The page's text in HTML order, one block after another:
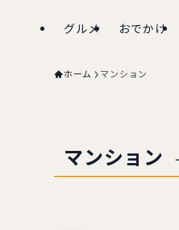
グルメ おでかけ
ホーム マンション
マンション